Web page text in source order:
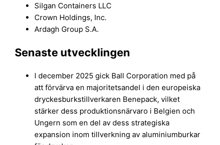
Silgan Containers LLC
Crown Holdings, Inc.
Ardagh Group S.A.
Senaste utvecklingen
I december 2025 gick Ball Corporation med på
att förvärva en majoritetsandel i den europeiska
dryckesburkstillverkaren Benepack, vilket
stärker dess produktionsnärvaro i Belgien och
Ungern som en del av dess strategiska
expansion inom tillverkning av aluminiumburkar